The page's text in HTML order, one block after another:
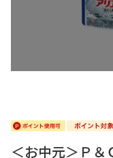
＜お中元＞Ｐ